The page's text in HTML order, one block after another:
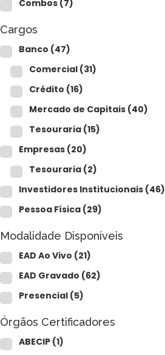
Combos (7)
Cargos
Banco (47)
Comercial (31)
Crédito (16)
Mercado de Capitais (40)
Tesouraria (15)
Empresas (20)
Tesouraria (2)
Investidores Institucionais (46)
Pessoa Física (29)
Modalidade Disponíveis
EAD Ao Vivo (21)
EAD Gravado (62)
Presencial (5)
Órgãos Certificadores
ABECIP (1)